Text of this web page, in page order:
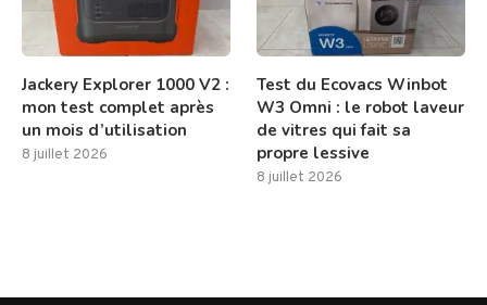
Jackery Explorer 1000 V2 :
mon test complet après
un mois d’utilisation
8 juillet 2026
Test du Ecovacs Winbot
W3 Omni : le robot laveur
de vitres qui fait sa
propre lessive
8 juillet 2026